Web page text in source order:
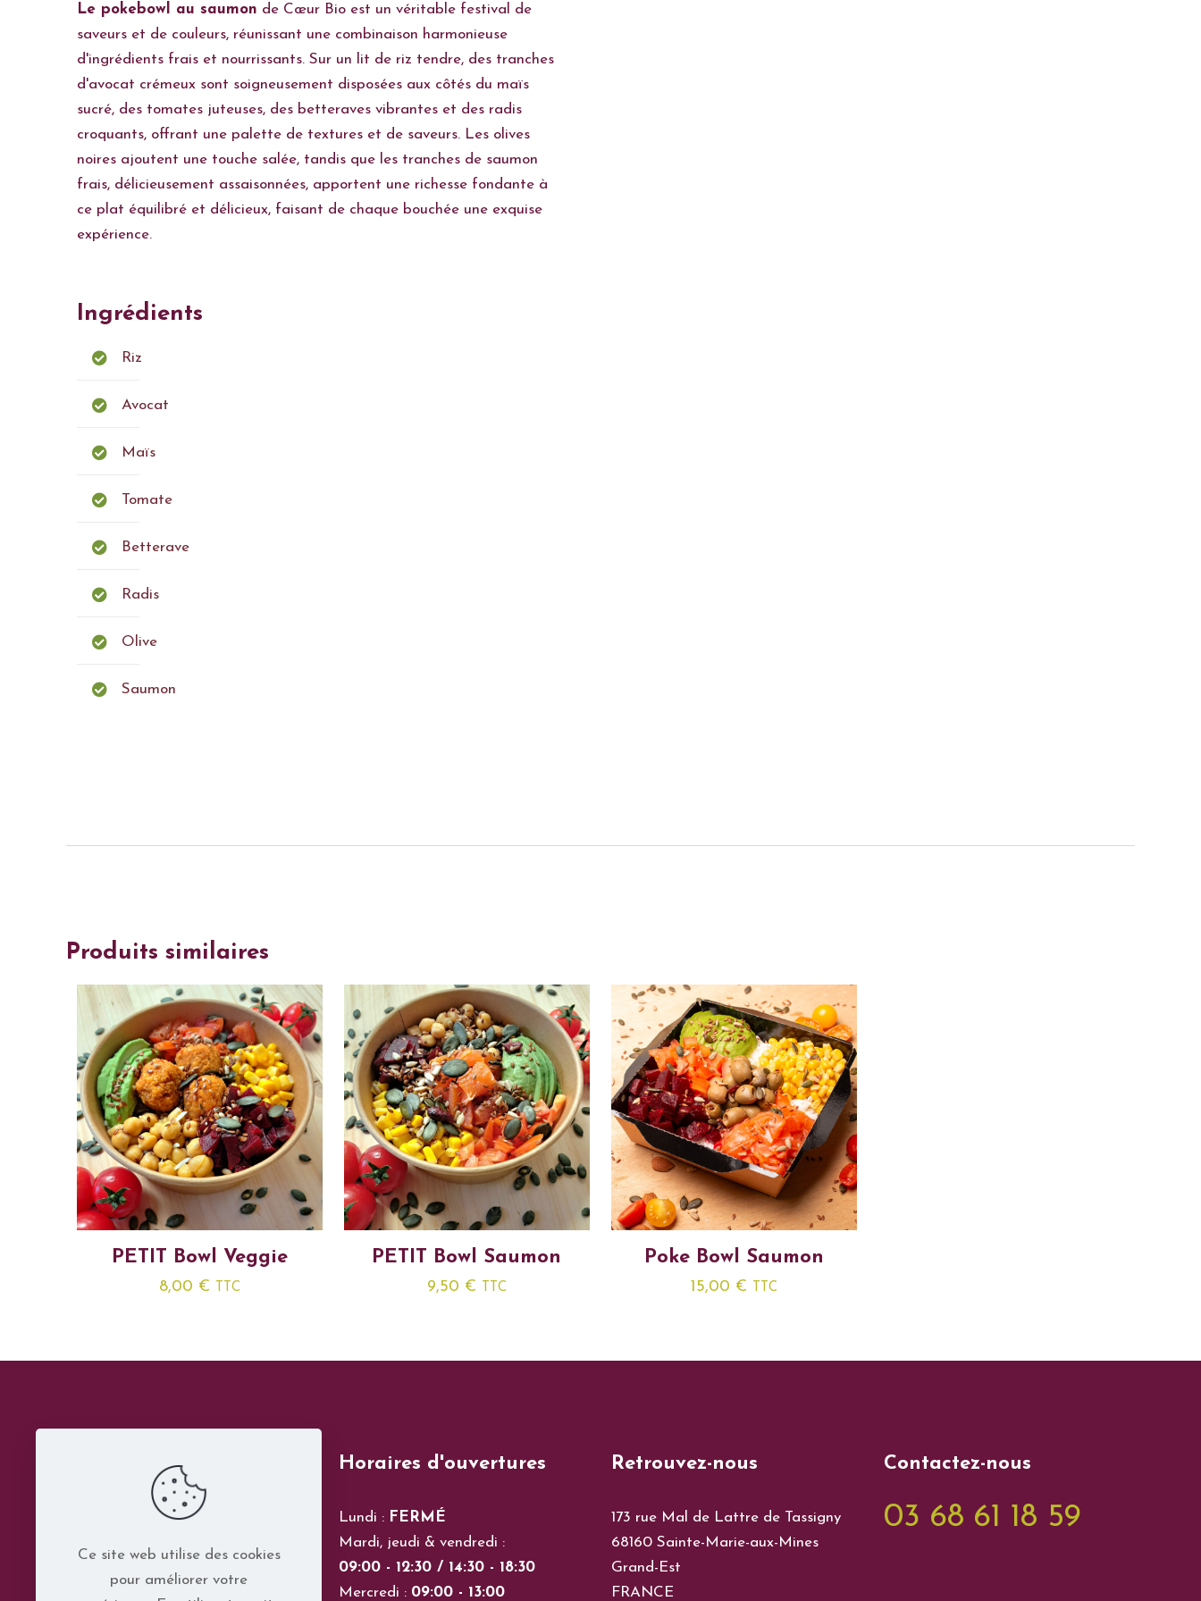
Le pokebowl au saumon de Cœur Bio est un véritable festival de
saveurs et de couleurs, réunissant une combinaison harmonieuse
d'ingrédients frais et nourrissants. Sur un lit de riz tendre, des tranches
d'avocat crémeux sont soigneusement disposées aux côtés du maïs
sucré, des tomates juteuses, des betteraves vibrantes et des radis
croquants, offrant une palette de textures et de saveurs. Les olives
noires ajoutent une touche salée, tandis que les tranches de saumon
frais, délicieusement assaisonnées, apportent une richesse fondante à
ce plat équilibré et délicieux, faisant de chaque bouchée une exquise
expérience.
Ingrédients
Riz
Avocat
Maïs
Tomate
Betterave
Radis
Olive
Saumon
Produits similaires
PETIT Bowl Veggie
8,00 € TTC
PETIT Bowl Saumon
9,50 € TTC
Poke Bowl Saumon
15,00 € TTC
Horaires d'ouvertures
Lundi : FERMÉ
Mardi, jeudi & vendredi :
09:00 - 12:30 / 14:30 - 18:30
Mercredi : 09:00 - 13:00
Retrouvez-nous
173 rue Mal de Lattre de Tassigny
68160 Sainte-Marie-aux-Mines
Grand-Est
FRANCE
Contactez-nous
03 68 61 18 59
Ce site web utilise des cookies
pour améliorer votre